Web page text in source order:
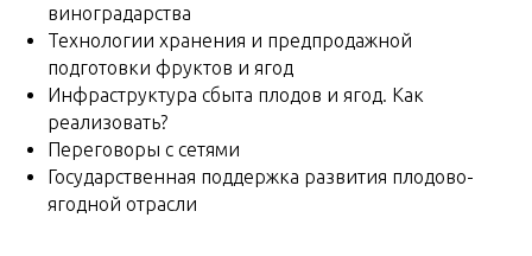
виноградарства
Технологии хранения и предпродажной
подготовки фруктов и ягод
Инфраструктура сбыта плодов и ягод. Как
реализовать?
Переговоры с сетями
Государственная поддержка развития плодово-
ягодной отрасли